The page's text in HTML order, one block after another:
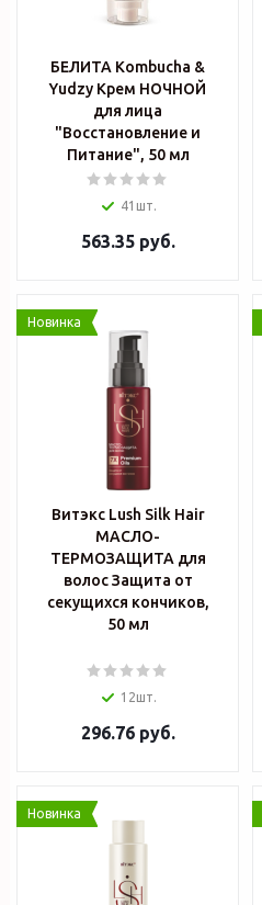
БЕЛИТА Kombucha &
Yudzy Крем НОЧНОЙ
для лица
"Восстановление и
Питание", 50 мл
41шт.
563.35руб.
Новинка
Витэкс Lush Silk Hair
МАСЛО-
ТЕРМОЗАЩИТА для
волос Защита от
секущихся кончиков,
50 мл
12шт.
296.76руб.
Новинка